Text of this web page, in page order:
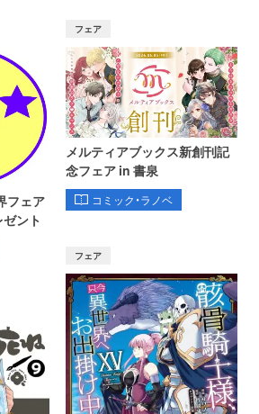
フェア
ント
フェア
メルティアブックス新創刊記
念フェア in 書泉
コミック・ラノベ
フェア